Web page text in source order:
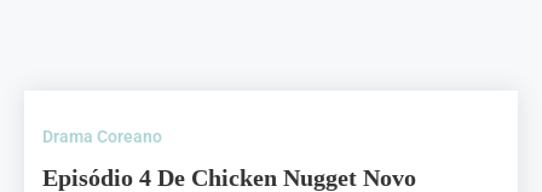
Drama Coreano
Episódio 4 De Chicken Nugget Novo